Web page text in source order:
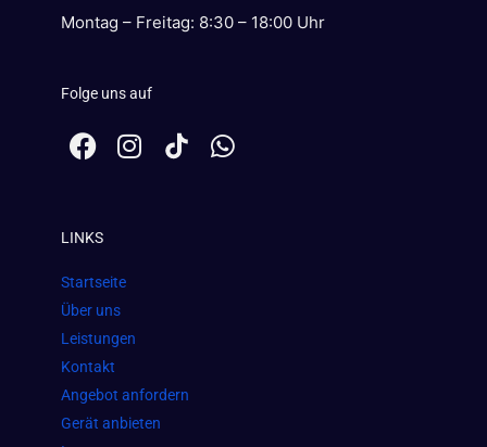
Montag – Freitag: 8:30 – 18:00 Uhr
Folge uns auf
F
a
b
o
o
k
I
n
m
W
h
LINKS
Startseite
Über uns
Leistungen
Kontakt
Angebot anfordern
Gerät anbieten